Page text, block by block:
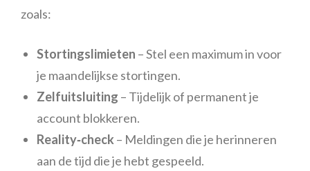
zoals:
Stortingslimieten – Stel een maximum in voor
je maandelijkse stortingen.
Zelfuitsluiting – Tijdelijk of permanent je
account blokkeren.
Reality‑check – Meldingen die je herinneren
aan de tijd die je hebt gespeeld.